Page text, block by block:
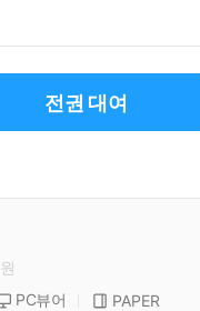
전권 대여
PC뷰어 PAPER